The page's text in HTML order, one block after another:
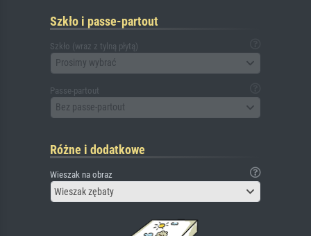
Szkło i passe-partout
Szkło (wraz z tylną płytą)
Prosimy wybrać
Passe-partout
Bez passe-partout
Różne i dodatkowe
Wieszak na obraz
Wieszak zębaty